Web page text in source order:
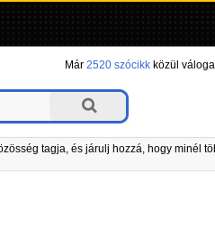
Már 2520 szócikkközül
tagja, és járulj hozzá, hogy minél